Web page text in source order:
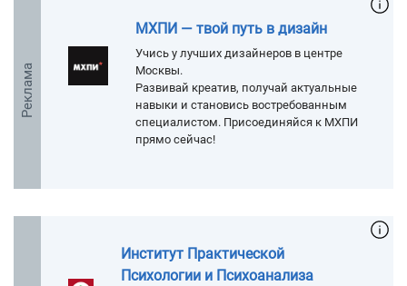
Реклама
МХПИ — твой путь в дизайн
Учись у лучших дизайнеров в центре
Москвы.
Развивай креатив, получай актуальные
навыки и становись востребованным
специалистом. Присоединяйся к МХПИ
прямо сейчас!
Институт Практической
Психологии и Психоанализа